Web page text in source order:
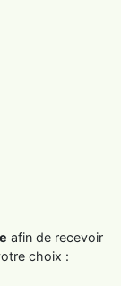
afin de recevoir
choix :